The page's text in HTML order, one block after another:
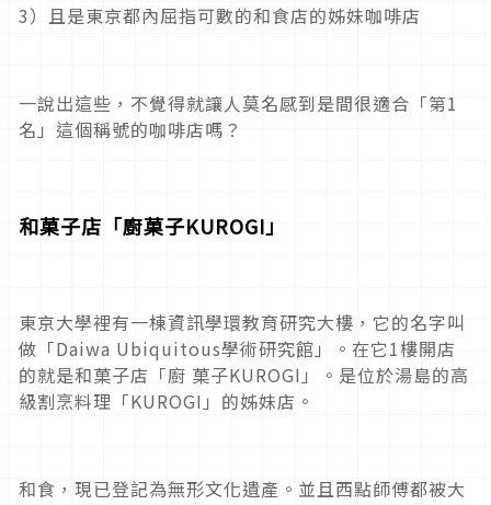
3）且是東京都內屈指可數的和食店的姊妹咖啡店
一說出這些，不覺得就讓人莫名感到是間很適合「第1
名」這個稱號的咖啡店嗎？
和菓子店「廚菓子KUROGI」
東京大學裡有一棟資訊學環教育研究大樓，它的名字叫
做「Daiwa Ubiquitous學術研究館」。在它1樓開店
的就是和菓子店「廚 菓子KUROGI」。是位於湯島的高
級割烹料理「KUROGI」的姊妹店。
和食，現已登記為無形文化遺產。並且西點師傅都被大